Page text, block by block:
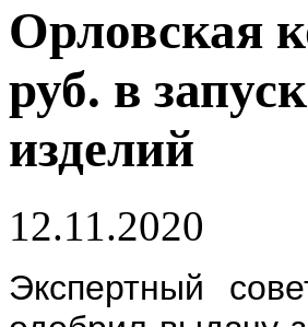
Орловская
руб. в
изделий
12.11.2020
Экспертный